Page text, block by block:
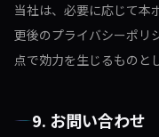
当社は、必要に応じて本
更後のプライバシーポリ
点で効力を生じるものと
9. お問い合わせ